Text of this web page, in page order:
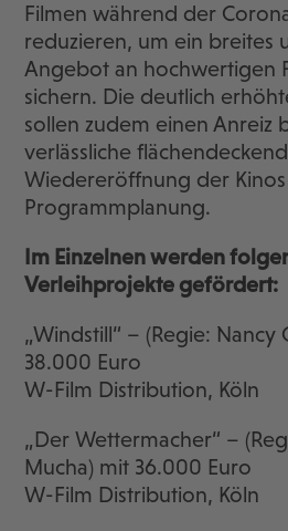
Filmen während der
reduzieren, um ein breites
Angebot an hochwertigen
sichern. Die deutlich
sollen zudem einen Anreiz
verlässliche
Wiedereröffnung der
Programmplanung.
Im Einzelnen werden
Verleihprojekte gefördert:
„Windstill“ – (Regie: Nancy
38.000 Euro
W-Film Distribution, Köln
„Der Wettermacher“ –
Mucha) mit 36.000 Euro
W-Film Distribution, Köln